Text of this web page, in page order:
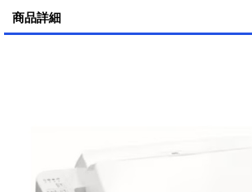
商品詳細